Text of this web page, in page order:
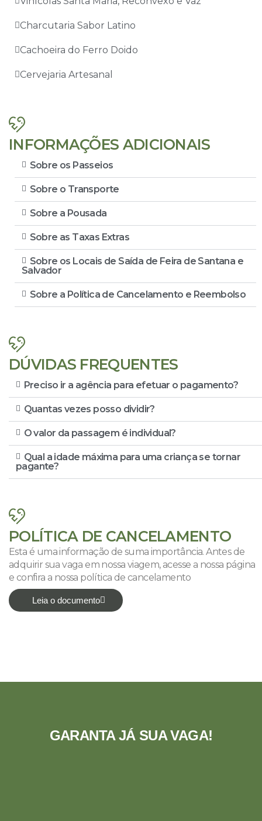
Charcutaria Sabor Latino
Cachoeira do Ferro Doido
Cervejaria Artesanal
INFORMAÇÕES ADICIONAIS
Sobre os Passeios
Sobre o Transporte
Sobre a Pousada
Sobre as Taxas Extras
Sobre os Locais de Saída de Feira de Santana e
Salvador
Sobre a Política de Cancelamento e Reembolso
DÚVIDAS FREQUENTES
Preciso ir a agência para efetuar o pagamento?
Quantas vezes posso dividir?
O valor da passagem é individual?
Qual a idade máxima para uma criança se tornar
pagante?
POLÍTICA DE CANCELAMENTO
Esta é uma informação de suma importância. Antes de
adquirir sua vaga em nossa viagem, acesse a nossa página
e confira a nossa política de cancelamento
Leia o documento
GARANTA JÁ SUA VAGA!